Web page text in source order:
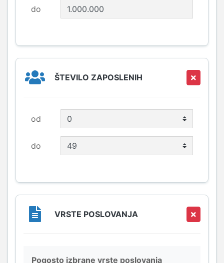
do
ŠTEVILO ZAPOSLENIH
od
do
VRSTE POSLOVANJA
Pogosto izbrane vrste poslovanja